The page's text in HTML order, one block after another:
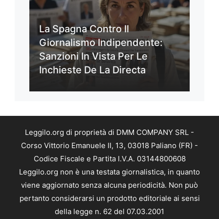
La Spagna Contro Il
Giornalismo Indipendente:
Sanzioni In Vista Per Le
Inchieste De La Directa
Leggilo.org di proprietà di DMM COMPANY SRL -
Corso Vittorio Emanuele II, 13, 03018 Paliano (FR) -
Codice Fiscale e Partita I.V.A. 03144800608
Leggilo.org non è una testata giornalistica, in quanto
viene aggiornato senza alcuna periodicità. Non può
pertanto considerarsi un prodotto editoriale ai sensi
della legge n. 62 del 07.03.2001